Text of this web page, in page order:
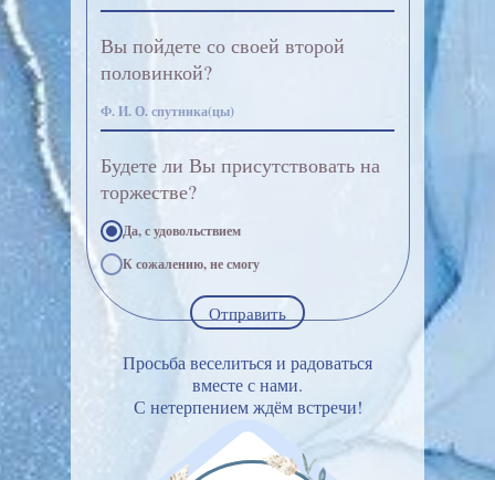
Просьба веселиться и радоваться
вместе с нами.
С нетерпением ждём встречи!
Вы пойдете со своей второй
половинкой?
Будете ли Вы присутствовать на
торжестве?
Да, с удовольствием
К сожалению, не смогу
Отправить